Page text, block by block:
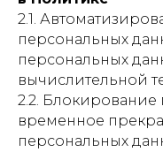
2.1.
персональных
персональных
вычислительной
2.2.
временное
персональных